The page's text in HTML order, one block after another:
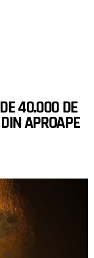
40.000 DE
APROAPE